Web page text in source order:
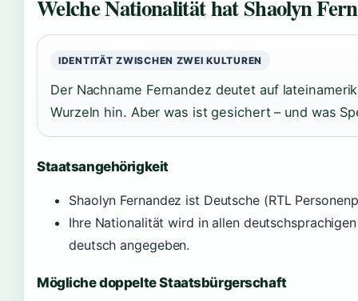
Welche Nationalität hat Shaolyn
IDENTITÄT ZWISCHEN ZWEI KULTUREN
Der Nachname Fernandez deutet auf
Wurzeln hin. Aber was ist gesichert – und was
Staatsangehörigkeit
Shaolyn Fernandez ist Deutsche (RTL
Ihre Nationalität wird in allen
deutsch angegeben.
Mögliche doppelte Staatsbürgerschaft